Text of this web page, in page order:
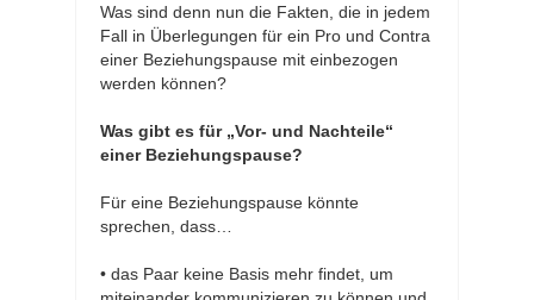
Was sind denn nun die Fakten, die in jedem
Fall in Überlegungen für ein Pro und Contra
einer Beziehungspause mit einbezogen
werden können?
Was gibt es für „Vor- und Nachteile“
einer Beziehungspause?
Für eine Beziehungspause könnte
sprechen, dass…
• das Paar keine Basis mehr findet, um